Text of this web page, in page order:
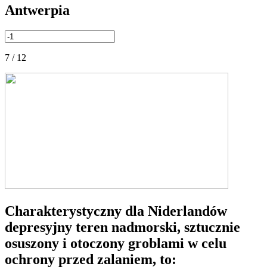
Antwerpia
7 / 12
Charakterystyczny dla Niderlandów
depresyjny teren nadmorski, sztucznie
osuszony i otoczony groblami w celu
ochrony przed zalaniem, to: